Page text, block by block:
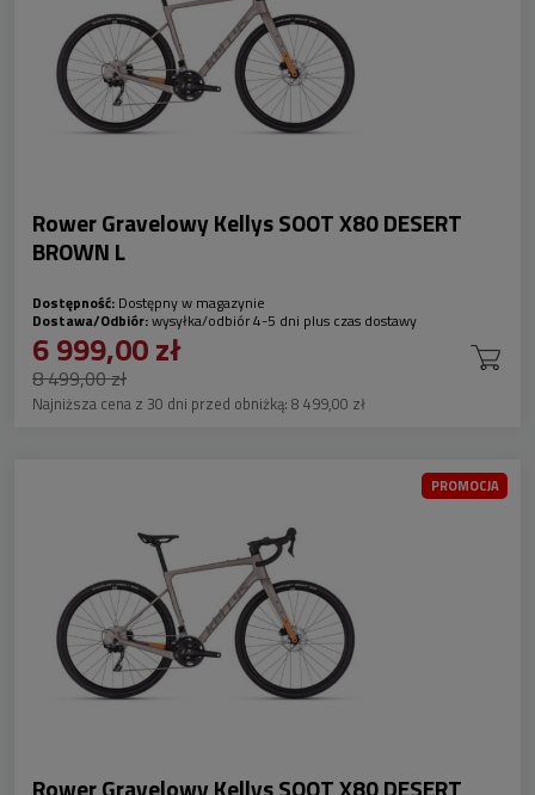
Rower Gravelowy Kellys SOOT X80 DESERT
BROWN L
Dostępność: Dostępny w magazynie
Dostawa/Odbiór:wysyłka/odbiór 4-5 dni plus czas dostawy
6 999,00 zł
8 499,00 zł
Najniższa cena z 30 dni przed obniżką: 8 499,00 zł
PROMOCJA